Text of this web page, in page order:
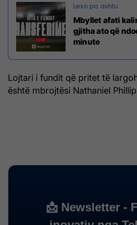
Mbyllet afati
gjitha ato që
minute
Lojtari i fundit që pritet të
është mbrojtësi Nathaniel